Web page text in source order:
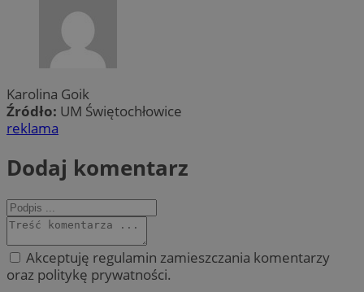
Karolina Goik
Źródło: UM Świętochłowice
reklama
Dodaj komentarz
Akceptuję regulamin zamieszczania komentarzy
oraz politykę prywatności.